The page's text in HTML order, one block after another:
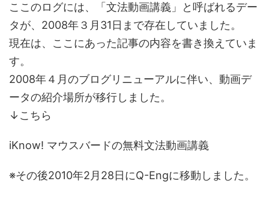
ここのログには、「文法動画講義」と呼ばれるデー
タが、2008年３月31日まで存在していました。
現在は、ここにあった記事の内容を書き換えていま
す。
2008年４月のブログリニューアルに伴い、動画デ
ータの紹介場所が移行しました。
↓こちら
iKnow! マウスバードの無料文法動画講義
※その後2010年2月28日にQ-Engに移動しました。